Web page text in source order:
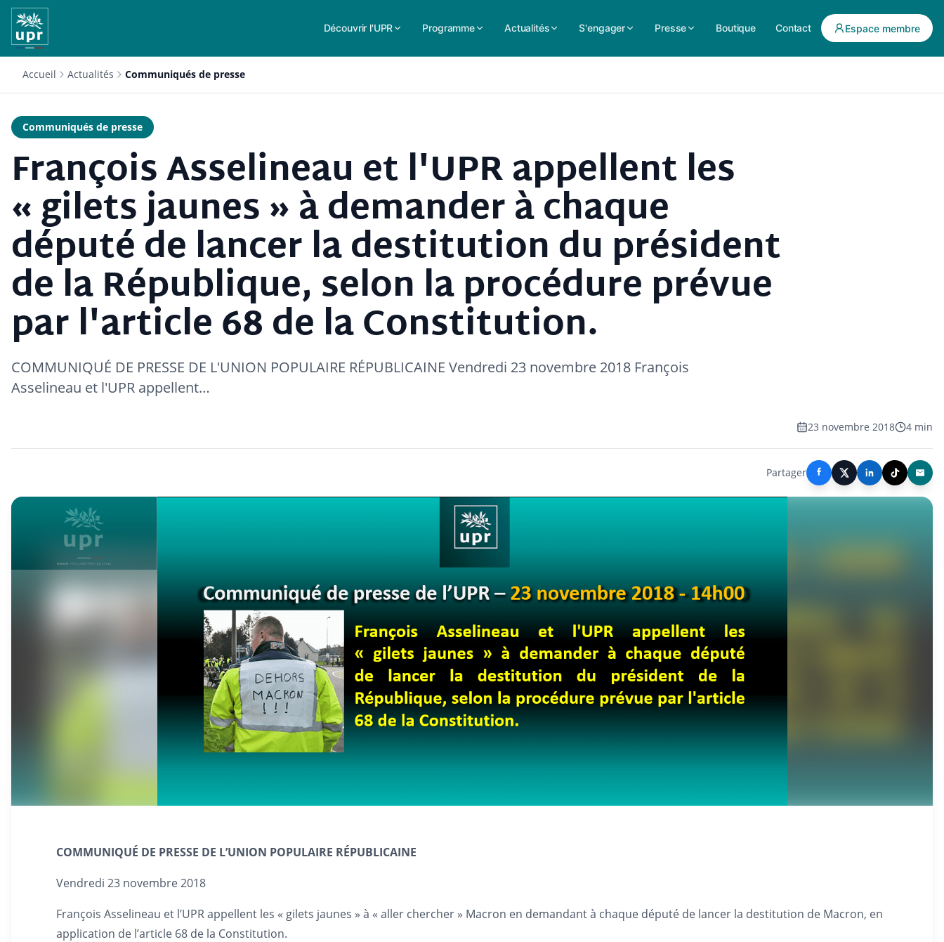
Découvrir l'UPR Programme Actualités S'engager Presse Boutique Contact Espace membre
Accueil Actualités Communiqués de presse
Communiqués de presse
François Asselineau et l'UPR appellent les
« gilets jaunes » à demander à chaque
député de lancer la destitution du président
de la République, selon la procédure prévue
par l'article 68 de la Constitution.
COMMUNIQUÉ DE PRESSE DE L'UNION POPULAIRE RÉPUBLICAINE Vendredi 23 novembre 2018 François
Asselineau et l'UPR appellent…
23 novembre 2018 4 min
Partager
COMMUNIQUÉ DE PRESSE DE L’UNION POPULAIRE RÉPUBLICAINE
Vendredi 23 novembre 2018
François Asselineau et l’UPR appellent les « gilets jaunes » à « aller chercher » Macron en demandant à chaque député de lancer la destitution de Macron, en
application de l’article 68 de la Constitution.